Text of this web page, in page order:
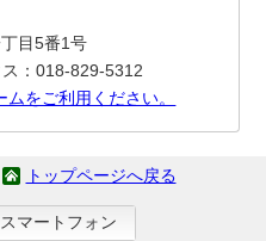
目5番1号
：018-829-5312
をご利用ください。
トップページへ戻る
スマートフォン